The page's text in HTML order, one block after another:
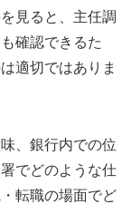
見ると、主任調
確認できるた
適切ではありま
、銀行内での位
でどのような仕
転職の場面でど